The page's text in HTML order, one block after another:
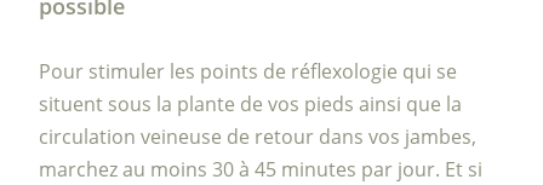
possible
Pour stimuler les points de réflexologie qui se
situent sous la plante de vos pieds ainsi que la
circulation veineuse de retour dans vos jambes,
marchez au moins 30 à 45 minutes par jour. Et si